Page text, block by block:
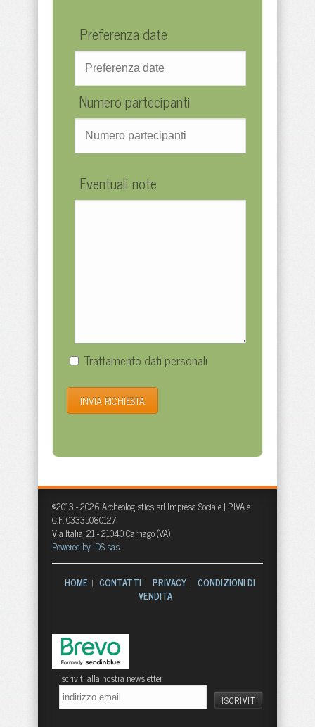
Preferenza date
Numero partecipanti
Eventuali note
Trattamento dati personali
©2013 - 2026 Archeologistics srl Impresa Sociale | P.IVA e
C.F. 03335080127
Via Italia, 21 - 21040 Carnago (VA)
Powered by IDS sas
HOME | CONTATTI | PRIVACY | CONDIZIONI DI
VENDITA
Iscriviti alla nostra newsletter